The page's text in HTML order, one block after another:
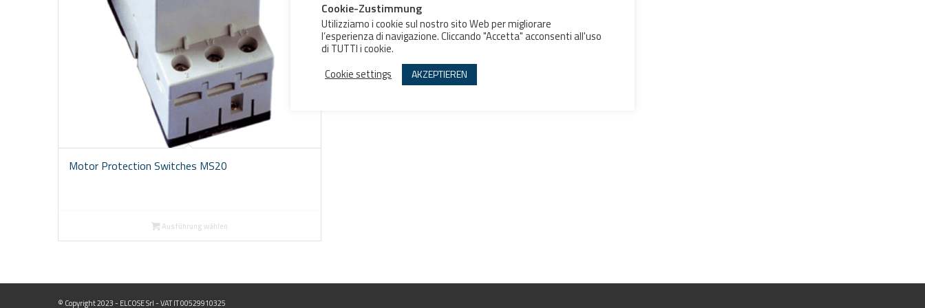
Motor Protection Switches MS20
Ausführung wählen
© Copyright 2023 - ELCOSE Srl - VAT IT 00529910325
Cookie-Zustimmung
Utilizziamo i cookie sul nostro sito Web per migliorare
l’esperienza di navigazione. Cliccando "Accetta" acconsenti all'uso
di TUTTI i cookie.
Cookie settings
AKZEPTIEREN